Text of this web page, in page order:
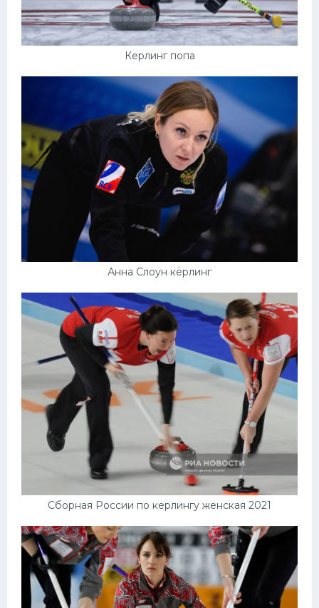
Керлинг попа
Анна Слоун кёрлинг
Сборная России по керлингу женская 2021